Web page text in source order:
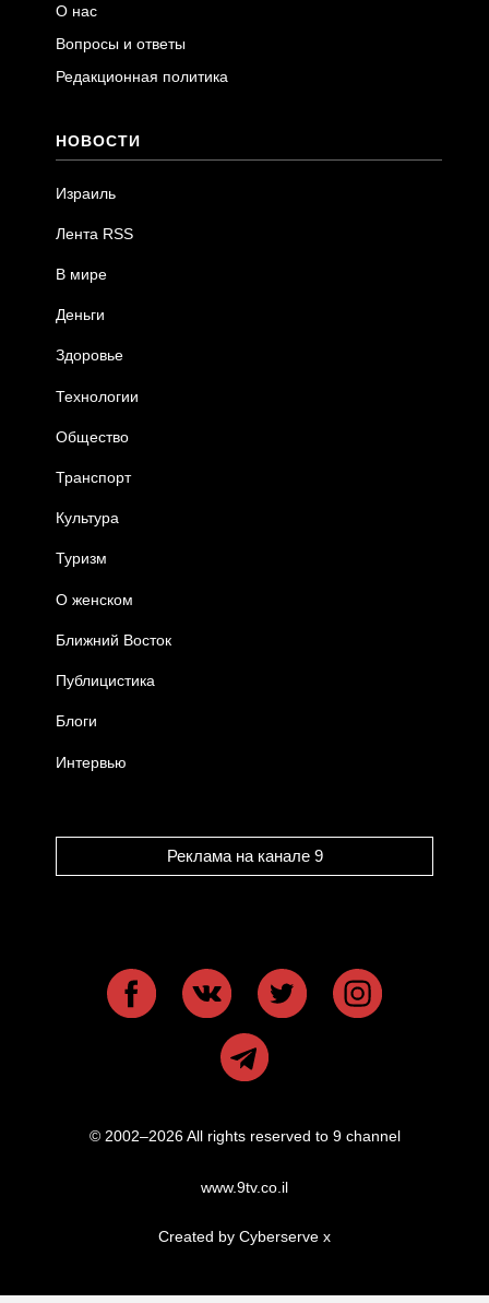
О нас
Вопросы и ответы
Редакционная политика
НОВОСТИ
Израиль
Лента RSS
В мире
Деньги
Здоровье
Технологии
Общество
Транспорт
Культура
Туризм
О женском
Ближний Восток
Публицистика
Блоги
Интервью
Реклама на канале 9
© 2002–2026 All rights reserved to 9 channel
www.9tv.co.il
Created by Cyberserve x